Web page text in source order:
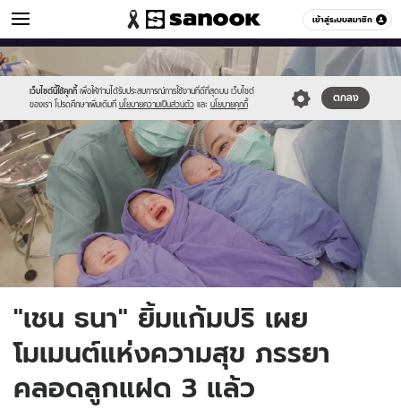
เข้าสู่ระบบสมาชิก
ข่าวบันเทิง หมวดอื่นๆ
เว็บไซต์นี้ใช้คุกกี้ เพื่อให้ท่านได้รับประสบการณ์การใช้งานที่ดีที่สุดบน เว็บไซต์
ของเรา โปรดศึกษาเพิ่มเติมที่ นโยบายความเป็นส่วนตัว และ นโยบายคุกกี้
ตกลง
Sanook
//s.isanook.com/sr/0/images/logo-
new-
sanook.png
600
60
//s.isanook.com/ns/0/ud/1737/8688858/chain.jpg
"เชน ธนา" ยิ้มแก้มปริ เผย
โมเมนต์แห่งความสุข ภรรยา
คลอดลูกแฝด 3 แล้ว